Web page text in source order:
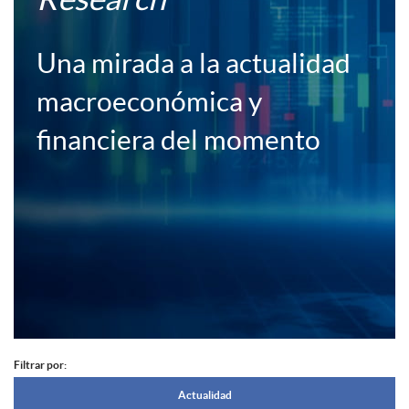
i
e
a
o
Una mirada a la actualidad
macroeconómica y
financiera del momento
o
Filtrar por:
Actualidad